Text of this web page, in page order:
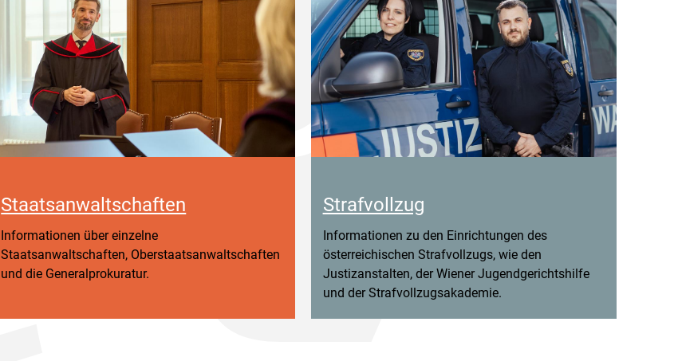
Staatsanwaltschaften
Informationen über einzelne
Staatsanwaltschaften, Oberstaatsanwaltschaften
und die Generalprokuratur.
Strafvollzug
Informationen zu den Einrichtungen des
österreichischen Strafvollzugs, wie den
Justizanstalten, der Wiener Jugendgerichtshilfe
und der Strafvollzugsakademie.